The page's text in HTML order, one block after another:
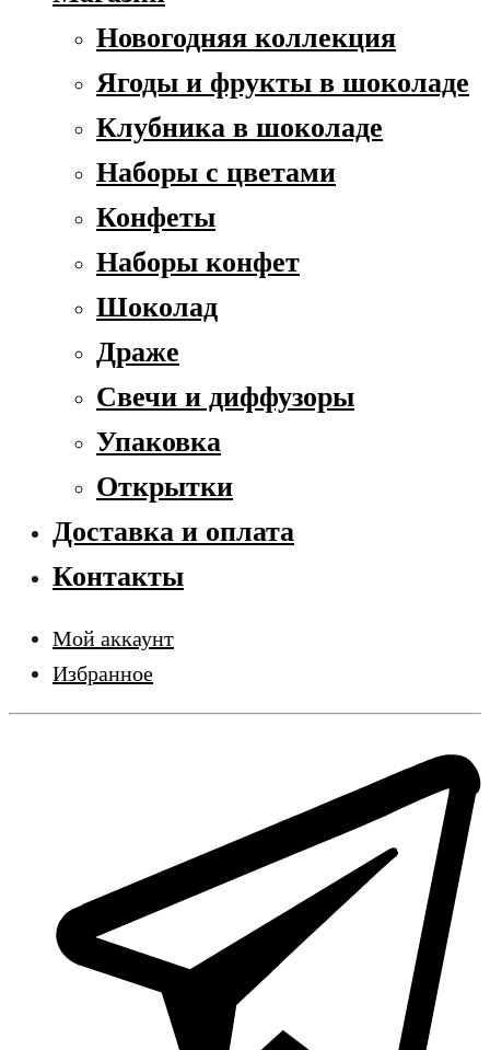
Новогодняя коллекция
Ягоды и фрукты в шоколаде
Клубника в шоколаде
Наборы с цветами
Конфеты
Наборы конфет
Шоколад
Драже
Свечи и диффузоры
Упаковка
Открытки
Доставка и оплата
Контакты
Мой аккаунт
Избранное